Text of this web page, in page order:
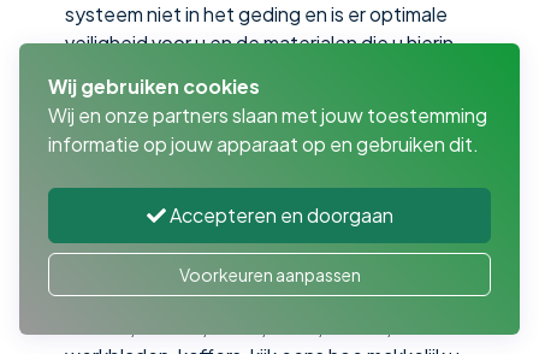
systeem niet in het geding en is er optimale
veiligheid voor u en de materialen die u hierin
Gebruik de ruimte optimaal
Maar de inrichtingssystemen zijn bovenal
buitengewoon praktisch ontworpen. De
ruimte in uw bestelauto wordt optimaal
benut. Opbergen en terugvinden was nog
nooit zo eenvoudig. De auto hiertoe inrichten
was eigenlijk ook nog nooit zo eenvoudig.
Wij gebruiken cookies
Wij en onze partners slaan met jouw toestemming
informatie op jouw apparaat op en gebruiken dit.
Accepteren en doorgaan
Voorkeuren aanpassen